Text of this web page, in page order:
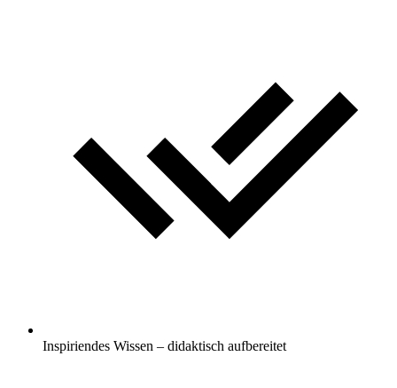
Inspiriendes Wissen – didaktisch aufbereitet